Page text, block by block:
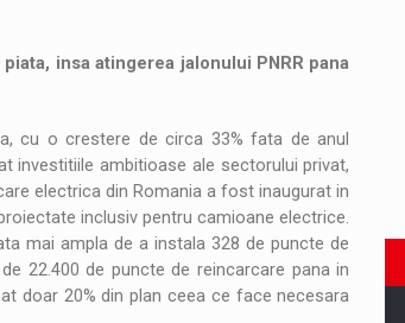
insa atingerea jalonului PNRR pana
cu o crestere de circa 33% fata de anul
investitiile ambitioase ale sectorului privat,
electrica din Romania a fost inaugurat in
inclusiv pentru camioane electrice.
mai ampla de a instala 328 de puncte de
22.400 de puncte de reincarcare pana in
doar 20% din plan ceea ce face necesara